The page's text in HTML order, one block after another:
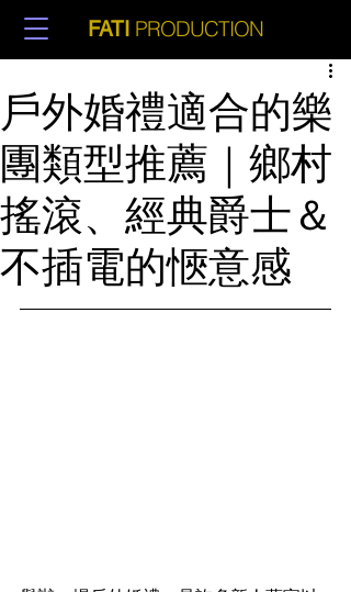
FATI PRODUCTION
戶外婚禮適合的樂
團類型推薦｜鄉村
搖滾、經典爵士＆
不插電的愜意感